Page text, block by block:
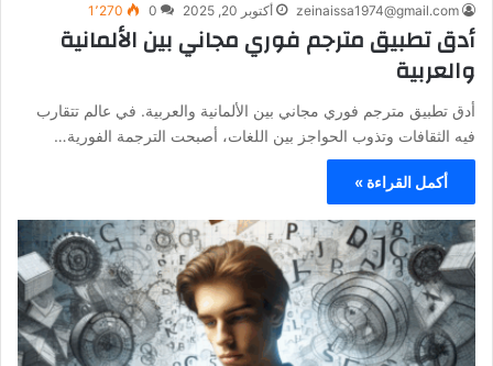
zeinaissa1974@gmail.com أكتوبر 20, 2025 0 1٬270
أدق تطبيق مترجم فوري مجاني بين الألمانية
والعربية
أدق تطبيق مترجم فوري مجاني بين الألمانية والعربية. في عالم تتقارب
فيه الثقافات وتذوب الحواجز بين اللغات، أصبحت الترجمة الفورية…
أكمل القراءة »